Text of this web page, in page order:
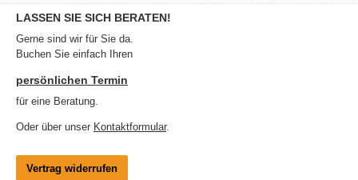
LASSEN SIE SICH BERATEN!
Gerne sind wir für Sie da.
Buchen Sie einfach Ihren
persönlichen Termin
für eine Beratung.
Oder über unser Kontaktformular.
Vertrag widerrufen